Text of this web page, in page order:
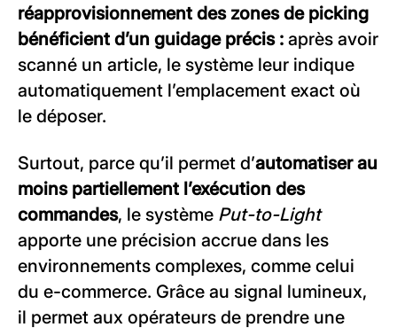
réapprovisionnement des zones de picking
bénéficient d’un guidage précis : après avoir
scanné un article, le système leur indique
automatiquement l’emplacement exact où
le déposer.
Surtout, parce qu’il permet d’automatiser au
moins partiellement l’exécution des
commandes, le système Put-to-Light
apporte une précision accrue dans les
environnements complexes, comme celui
du e-commerce. Grâce au signal lumineux,
il permet aux opérateurs de prendre une